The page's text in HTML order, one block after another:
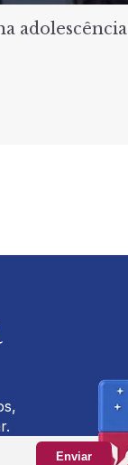
adolescência
Enviar